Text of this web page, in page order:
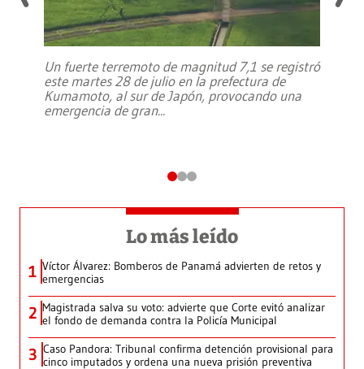
Un fuerte terremoto de magnitud 7,1 se registró
este martes 28 de julio en la prefectura de
Kumamoto, al sur de Japón, provocando una
emergencia de gran...
Lo más leído
1 Víctor Álvarez: Bomberos de Panamá advierten de retos y
emergencias
2 Magistrada salva su voto: advierte que Corte evitó analizar
el fondo de demanda contra la Policía Municipal
3 Caso Pandora: Tribunal confirma detención provisional para
cinco imputados y ordena una nueva prisión preventiva